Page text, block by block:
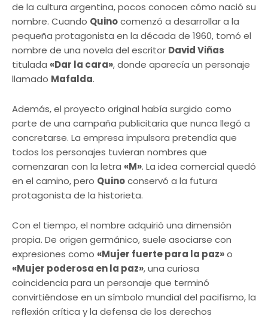
de la cultura argentina, pocos conocen cómo nació su
nombre. Cuando Quinocomenzó a desarrollar a la
pequeña protagonista en la década de 1960, tomó el
nombre de una novela del escritor David Viñas
titulada «Dar la cara», donde aparecía un personaje
llamado Mafalda.
Además, el proyecto original había surgido como
parte de una campaña publicitaria que nunca llegó a
concretarse. La empresa impulsora pretendía que
todos los personajes tuvieran nombres que
comenzaran con la letra «M». La idea comercial quedó
en el camino, pero Quinoconservó a la futura
protagonista de la historieta.
Con el tiempo, el nombre adquirió una dimensión
propia. De origen germánico, suele asociarse con
expresiones como «Mujer fuerte para la paz»o
«Mujer poderosa en la paz», una curiosa
coincidencia para un personaje que terminó
convirtiéndose en un símbolo mundial del pacifismo, la
reflexión crítica y la defensa de los derechos